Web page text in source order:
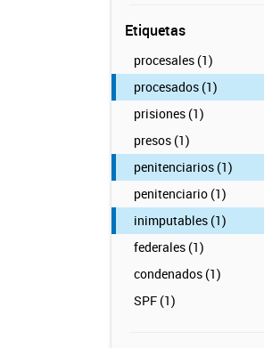
Etiquetas
procesales (1)
procesados (1)
prisiones (1)
presos (1)
penitenciarios (1)
penitenciario (1)
inimputables (1)
federales (1)
condenados (1)
SPF (1)